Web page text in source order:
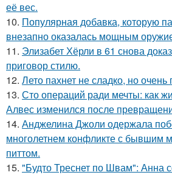
её вес.
10. Популярная добавка, которую
внезапно оказалась мощным
11. Элизабет Хёрли в 61 снова
приговор стилю.
12. Лето пахнет не сладко, но очень
13. Сто операций ради мечты: как
Алвес изменился после
14. Анджелина Джоли одержала
многолетнем конфликте с бывшим
питтом.
15. "Будто Треснет по Швам": Анна